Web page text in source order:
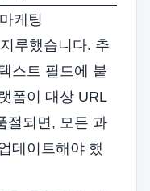
케팅
루했습니다. 추
스트 필드에 붙
폼이 대상 URL
절되면, 모든 과
데이트해야 했